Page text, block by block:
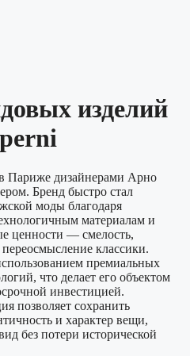
изделий
Париже дизайнерами Арно
Бренд быстро стал
моды благодаря
материалам и
ценности — смелость,
классики.
премиальных
что делает его объектом
инвестицией.
позволяет сохранить
и характер вещи,
без потери исторической